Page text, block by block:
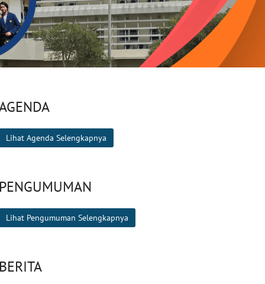
Lihat Agenda Selengkapnya
Lihat Pengumuman Selengkapnya